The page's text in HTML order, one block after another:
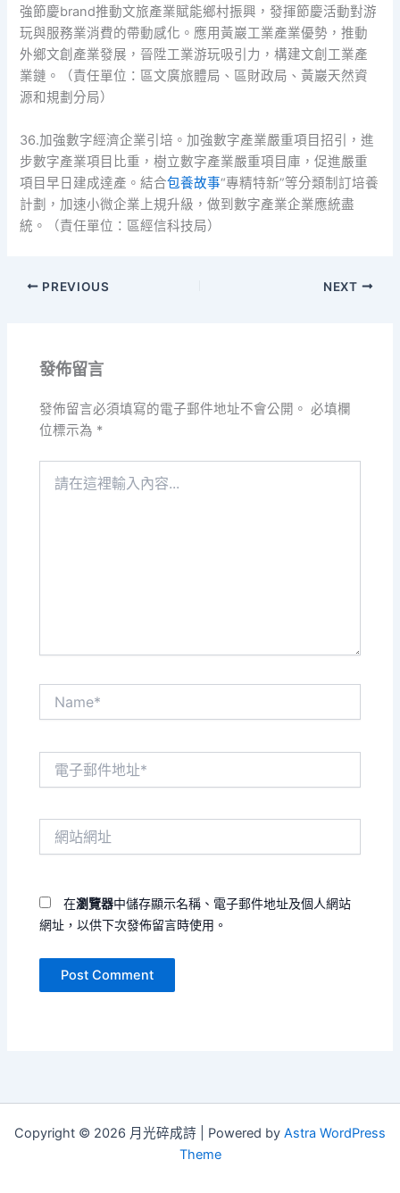
強節慶brand推動文旅產業賦能鄉村振興，發揮節慶活動對游
玩與服務業消費的帶動感化。應用黃巖工業產業優勢，推動
外鄉文創產業發展，晉陞工業游玩吸引力，構建文創工業產
業鏈。（責任單位：區文廣旅體局、區財政局、黃巖天然資
源和規劃分局）
36.加強數字經濟企業引培。加強數字產業嚴重項目招引，進
步數字產業項目比重，樹立數字產業嚴重項目庫，促進嚴重
項目早日建成達產。結合包養故事“專精特新”等分類制訂培養
計劃，加速小微企業上規升級，做到數字產業企業應統盡
統。（責任單位：區經信科技局）
PREVIOUS NEXT
發佈留言
發佈留言必須填寫的電子郵件地址不會公開。 必填欄
位標示為 *
在瀏覽器中儲存顯示名稱、電子郵件地址及個人網站
網址，以供下次發佈留言時使用。
Copyright © 2026 月光碎成詩 | Powered by Astra WordPress
Theme